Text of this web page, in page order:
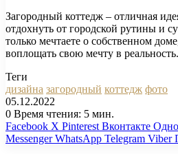
Загородный коттедж – отличная
отдохнуть от городской рутины и
только мечтаете о собственном
воплощать свою мечту в реальность.
Теги
дизайна загородный коттедж фото
05.12.2022
0 Время чтения: 5 мин.
Facebook X Pinterest Вконтакте
Messenger WhatsApp Telegram Viber